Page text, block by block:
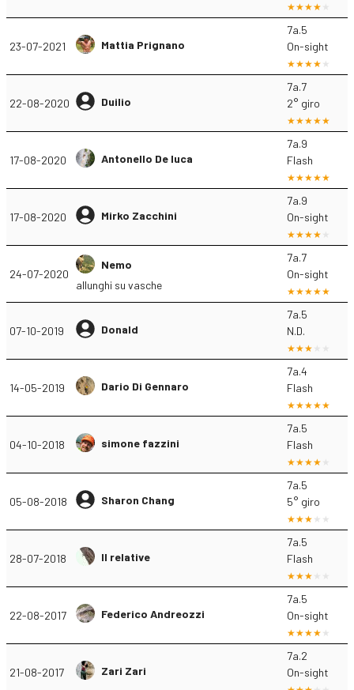
23-07-2021 Mattia Prignano
7a.5
On-sight
22-08-2020 Duilio
7a.7
2° giro
17-08-2020 Antonello De luca
7a.9
Flash
17-08-2020 Mirko Zacchini
7a.9
On-sight
24-07-2020
Nemo
allunghi su vasche
7a.7
On-sight
07-10-2019 Donald
7a.5
N.D.
14-05-2019 Dario Di Gennaro
7a.4
Flash
04-10-2018 simone fazzini
7a.5
Flash
05-08-2018 Sharon Chang
7a.5
5° giro
28-07-2018 Il relative
7a.5
Flash
22-08-2017 Federico Andreozzi
7a.5
On-sight
21-08-2017 Zari Zari
7a.2
On-sight